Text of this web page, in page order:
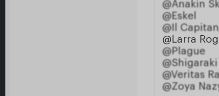
@Anakin
@Eskel
@Il
@Larra
@Plague
@Veritas
@Zoya